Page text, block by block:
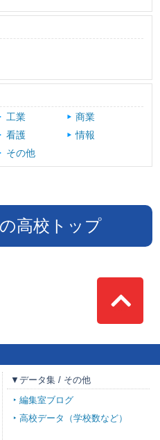
工業
商業
看護
情報
その他
高校トップ
Top
▼データ集 / その他
編集室ブログ
高校データ（学校数など）